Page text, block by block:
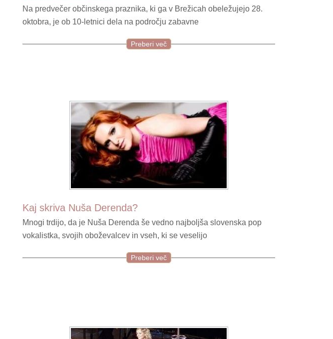
Na predvečer občinskega praznika, ki ga v Brežicah obeležujejo 28.
oktobra, je ob 10-letnici dela na področju zabavne
Preberi več
Kaj skriva Nuša Derenda?
Mnogi trdijo, da je Nuša Derenda še vedno najboljša slovenska pop
vokalistka, svojih oboževalcev in vseh, ki se veselijo
Preberi več